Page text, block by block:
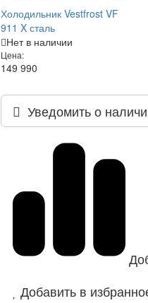
Холодильник Vestfrost VF
911 X сталь
Нет в наличии
Цена:
149 990
Уведомить о
Добавить в